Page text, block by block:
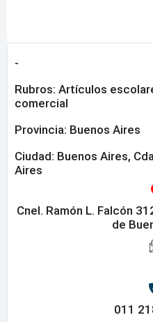
-
Rubros: Artículos
comercial
Provincia: Buenos Aires
Ciudad: Buenos Aires,
Aires
Cnel. Ramón L. Falcón
de
011